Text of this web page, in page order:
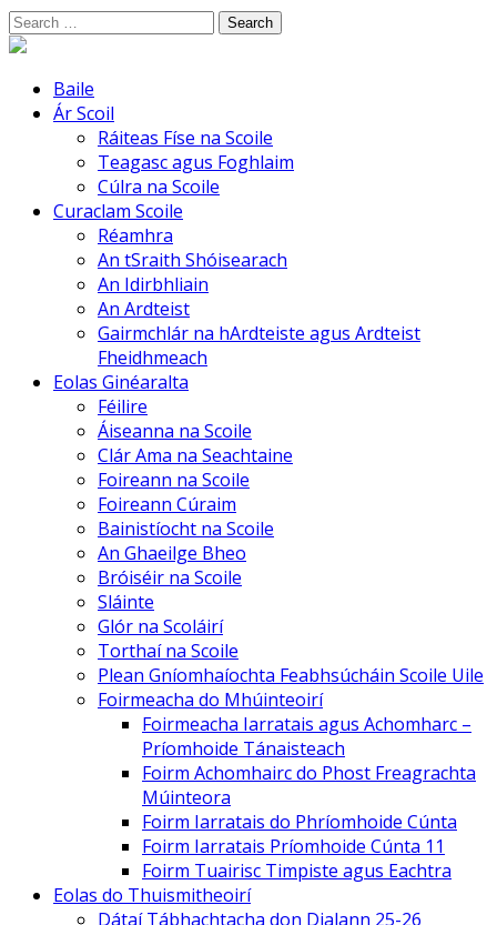
Skip
to
Search
for:
Baile
Ár Scoil
Ráiteas Físe na Scoile
Teagasc agus Foghlaim
Cúlra na Scoile
Curaclam Scoile
Réamhra
An tSraith Shóisearach
An Idirbhliain
An Ardteist
Gairmchlár na hArdteiste agus Ardteist
Fheidhmeach
Eolas Ginéaralta
Féilire
Áiseanna na Scoile
Clár Ama na Seachtaine
Foireann na Scoile
Foireann Cúraim
Bainistíocht na Scoile
An Ghaeilge Bheo
Bróiséir na Scoile
Sláinte
Glór na Scoláirí
Torthaí na Scoile
Plean Gníomhaíochta Feabhsúcháin Scoile Uile
Foirmeacha do Mhúinteoirí
Foirmeacha Iarratais agus Achomharc –
Príomhoide Tánaisteach
Foirm Achomhairc do Phost Freagrachta
Múinteora
Foirm Iarratais do Phríomhoide Cúnta
Foirm Iarratais Príomhoide Cúnta 11
Foirm Tuairisc Timpiste agus Eachtra
Eolas do Thuismitheoirí
Dátaí Tábhachtacha don Dialann 25-26